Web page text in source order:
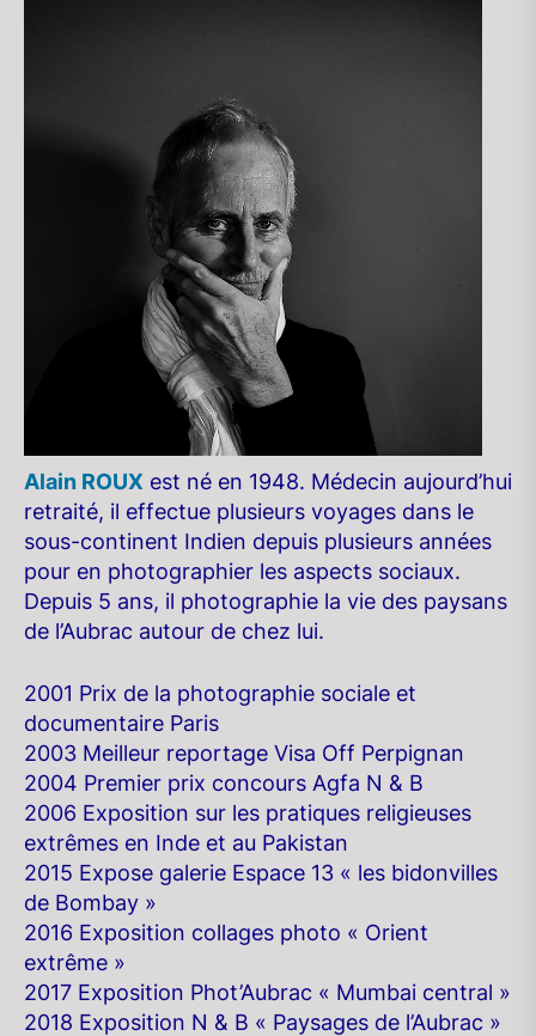
Alain ROUX est né en 1948. Médecin aujourd’hui
retraité, il effectue plusieurs voyages dans le
sous-continent Indien depuis plusieurs années
pour en photographier les aspects sociaux.
Depuis 5 ans, il photographie la vie des paysans
de l’Aubrac autour de chez lui.
2001 Prix de la photographie sociale et
documentaire Paris
2003 Meilleur reportage Visa Off Perpignan
2004 Premier prix concours Agfa N & B
2006 Exposition sur les pratiques religieuses
extrêmes en Inde et au Pakistan
2015 Expose galerie Espace 13 « les bidonvilles
de Bombay »
2016 Exposition collages photo « Orient
extrême »
2017 Exposition Phot’Aubrac « Mumbai central »
2018 Exposition N & B « Paysages de l’Aubrac »